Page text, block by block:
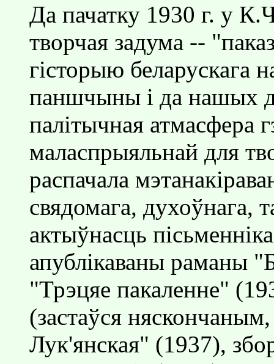
Да пачатку 1930 г. у
творчая задума --
гiсторыю беларускага
паншчыны i да нашых
палiтычная атмасфера
маласпрыяльнай для
распачала
свядомага, духоўнага,
актыўнасць
апублiкаваны раманы
"Трэцяе пакаленне"
(застаўся
Лук'янская" (1937),